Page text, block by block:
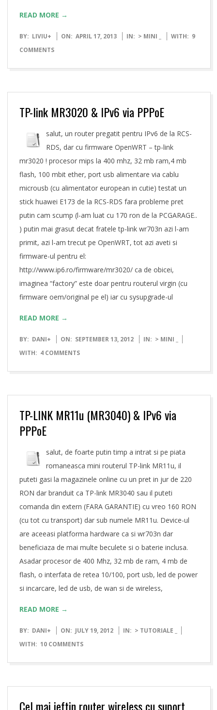
READ MORE →
2013-
04-
BY: LIVIU+ ON: APRIL 17, 2013 IN: > MINI _ WITH: 9
COMMENTS
TP-link MR3020 & IPv6 via PPPoE
salut, un router pregatit pentru IPv6 de la RCS-
RDS, dar cu firmware OpenWRT – tp-link
mr3020 ! procesor mips la 400 mhz, 32 mb ram,4 mb
flash, 100 mbit ether, port usb alimentare via cablu
microusb (cu alimentator european in cutie) testat un
stick huawei E173 de la RCS-RDS fara probleme pret
putin cam scump (l-am luat cu 170 ron de la PCGARAGE..
) putin mai grasut decat fratele tp-link wr703n azi l-am
primit, azi l-am trecut pe OpenWRT, tot azi aveti si
firmware-ul pentru el:
http://www.ip6.ro/firmware/mr3020/ ca de obicei,
imaginea “factory” este doar pentru routerul virgin (cu
firmware oem/original pe el) iar cu sysupgrade-ul
READ MORE →
2012-
09-
BY: DANI+ ON: SEPTEMBER 13, 2012 IN: > MINI _
WITH: 4 COMMENTS
TP-LINK MR11u (MR3040) & IPv6 via
PPPoE
salut, de foarte putin timp a intrat si pe piata
romaneasca mini routerul TP-link MR11u, il
puteti gasi la magazinele online cu un pret in jur de 220
RON dar branduit ca TP-link MR3040 sau il puteti
comanda din extern (FARA GARANTIE) cu vreo 160 RON
(cu tot cu transport) dar sub numele MR11u. Device-ul
are aceeasi platforma hardware ca si wr703n dar
beneficiaza de mai multe beculete si o baterie inclusa.
Asadar procesor de 400 Mhz, 32 mb de ram, 4 mb de
flash, o interfata de retea 10/100, port usb, led de power
si incarcare, led de usb, de wan si de wireless,
READ MORE →
2012-
07-
BY: DANI+ ON: JULY 19, 2012 IN: > TUTORIALE _
WITH: 10 COMMENTS
Cel mai ieftin router wireless cu suport